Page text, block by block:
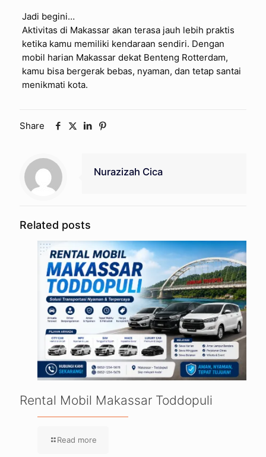
Jadi begini…
Aktivitas di Makassar akan terasa jauh lebih praktis
ketika kamu memiliki kendaraan sendiri. Dengan
mobil harian Makassar dekat Benteng Rotterdam,
kamu bisa bergerak bebas, nyaman, dan tetap santai
menikmati kota.
Share
Nurazizah Cica
Related posts
Rental Mobil Makassar Toddopuli
Read more